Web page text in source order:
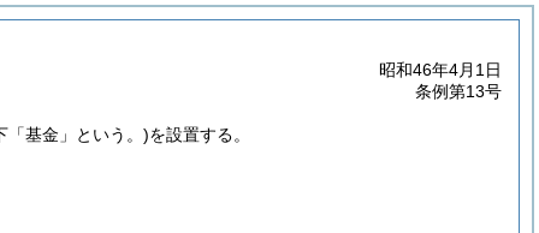
昭和46年4月1日
条例第13号
「基金」という。)を設置する。